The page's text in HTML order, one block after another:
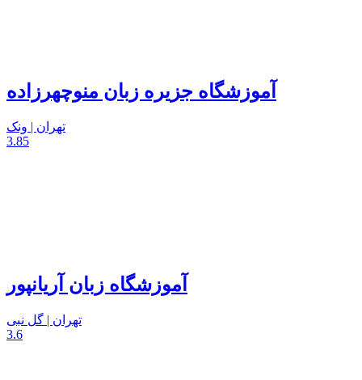
آموزشگاه جزیره زبان منوچهرزاده
تهران | ونک
3.85
آموزشگاه زبان آریانپور
تهران | گل نبی
3.6